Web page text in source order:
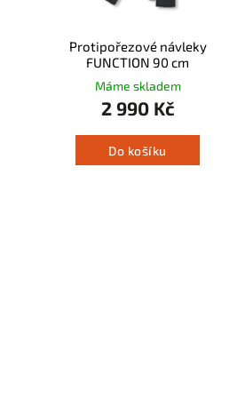
Protipořezové návleky
FUNCTION 90 cm
Máme skladem
2 990 Kč
Do košíku